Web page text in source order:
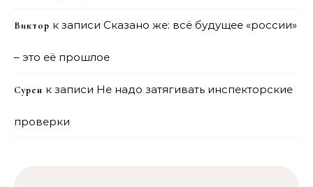
Виктор к записи Сказано же: всё будущее «россии»
– это её прошлое
Сурен к записи Не надо затягивать инспекторские
проверки